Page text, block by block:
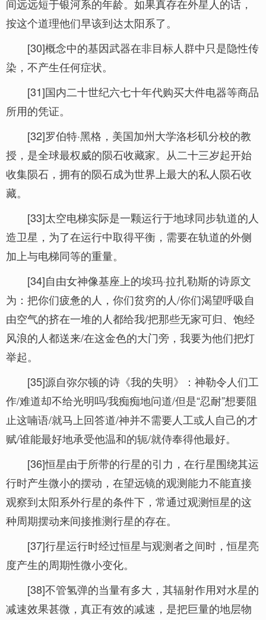
间远远短于银河系的年龄。如果真存在外星人的话，
按这个道理他们早该到达太阳系了。
[30]概念中的基因武器在非目标人群中只是隐性传
染，不产生任何症状。
[31]国内二十世纪六七十年代购买大件电器等商品
所用的凭证。
[32]罗伯特·黑格，美国加州大学洛杉矶分校的教
授，是全球最权威的陨石收藏家。从二十三岁起开始
收集陨石，拥有的陨石成为世界上最大的私人陨石收
藏。
[33]太空电梯实际是一颗运行于地球同步轨道的人
造卫星，为了在运行中取得平衡，需要在轨道的外侧
加上与电梯同等的重量。
[34]自由女神像基座上的埃玛·拉扎勒斯的诗原文
为：把你们疲惫的人，你们贫穷的人/你们渴望呼吸自
由空气的挤在一堆的人都给我/把那些无家可归、饱经
风浪的人都送来/在这金色的大门旁，我要为他们把灯
举起。
[35]源自弥尔顿的诗《我的失明》：神勒令人们工
作/难道却不给光明吗/我痴痴地问道/但是“忍耐”想要阻
止这喃语/就马上回答道/神并不需要人工或人自己的才
赋/谁能最好地承受他温和的轭/就侍奉得他最好。
[36]恒星由于所带的行星的引力，在行星围绕其运
行时产生微小的摆动，在望远镜的观测能力不能直接
观察到太阳系外行星的条件下，常通过观测恒星的这
种周期摆动来间接推测行星的存在。
[37]行星运行时经过恒星与观测者之间时，恒星亮
度产生的周期性微小变化。
[38]不管氢弹的当量有多大，其辐射作用对水星的
减速效果甚微，真正有效的减速，是把巨量的地层物